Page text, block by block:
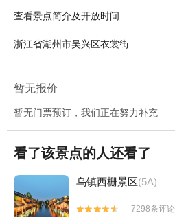
查看景点简介及开放时间
浙江省湖州市吴兴区衣裳街
暂无报价
暂无门票预订，我们正在努力补充
看了该景点的人还看了
乌镇西栅景区(5A)


7298条评论